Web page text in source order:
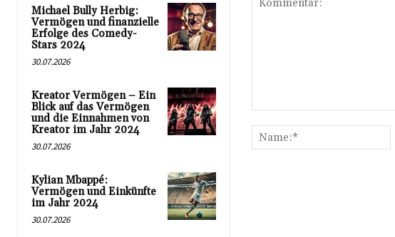
Michael Bully Herbig:
Vermögen und finanzielle
Erfolge des Comedy-
Stars 2024
30.07.2026
Kreator Vermögen – Ein
Blick auf das Vermögen
und die Einnahmen von
Kreator im Jahr 2024
30.07.2026
Kylian Mbappé:
Vermögen und Einkünfte
im Jahr 2024
30.07.2026